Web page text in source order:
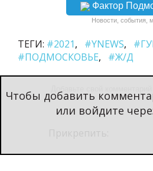
Фактор
Новости, события,
ТЕГИ: #2021 #YNEWS
#ПОДМОСКОВЬЕ
#Ж/Д
Чтобы добавить
или войдите